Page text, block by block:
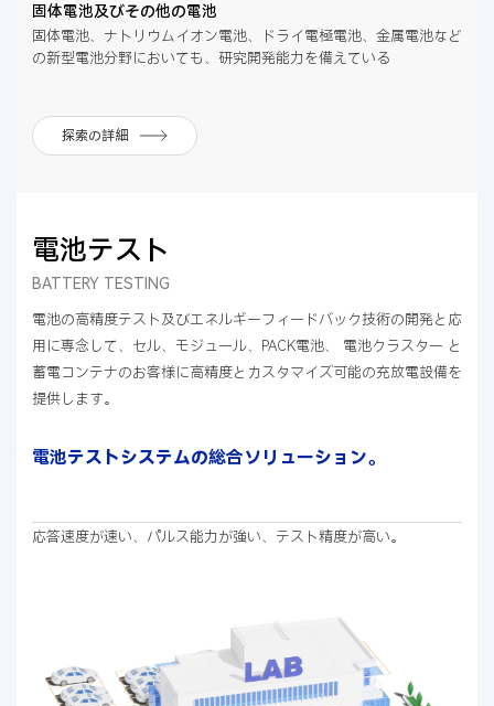
固体電池及びその他の電池
固体電池、ナトリウムイオン電池、ドライ電極電池、金属電池など
の新型電池分野においても、研究開発能力を備えている
探索の詳細
電池テスト
BATTERY TESTING
電池の高精度テスト及びエネルギーフィードバック技術の開発と応
用に専念して、セル、モジュール、PACK電池、 電池クラスター と
蓄電コンテナのお客様に高精度とカスタマイズ可能の充放電設備を
提供します。
電池テストシステムの総合ソリューション。
応答速度が速い、パルス能力が強い、テスト精度が高い。